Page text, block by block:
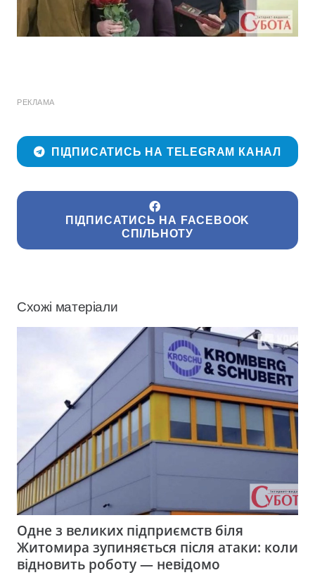
РЕКЛАМА
ПІДПИСАТИСЬ НА TELEGRAM КАНАЛ
ПІДПИСАТИСЬ НА FACEBOOK
СПІЛЬНОТУ
Схожі матеріали
Одне з великих підприємств біля
Житомира зупиняється після атаки: коли
відновить роботу — невідомо